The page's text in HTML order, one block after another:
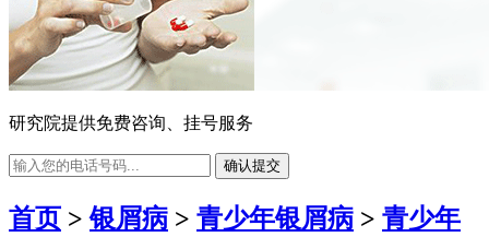
研究院提供免费咨询、挂号服务
确认提交
首页 >银屑病 > 青少年银屑病 > 青少年